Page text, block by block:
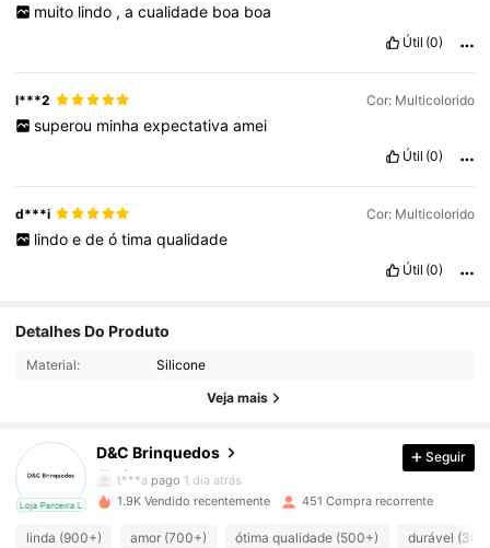
muito lindo , a cualidade boa boa
Útil (0)
l***2 Cor: Multicolorido
superou minha expectativa amei
Útil (0)
d***i Cor: Multicolorido
lindo e de ó tima qualidade
Útil (0)
Detalhes Do Produto
Material: Silicone
Veja mais
Loja Parceira Local
D&C Brinquedos
4,91 2.8K Seguidores
2.8K Seguidores
4,91
2.8K Seguidores
t***a pago 1 dia atrás
Seguir
1.9K Vendido recentemente 451 Compra recorrente
linda (900+) amor (700+) ótima qualidade (500+) durável